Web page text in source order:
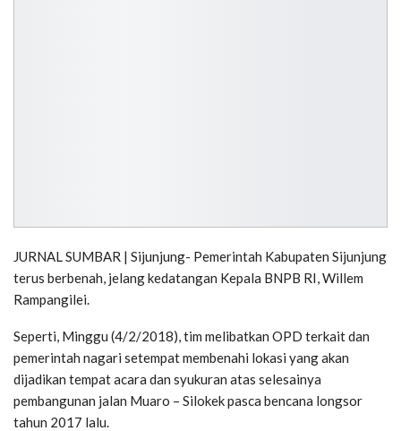
JURNAL SUMBAR | Sijunjung- Pemerintah Kabupaten Sijunjung
terus berbenah, jelang kedatangan Kepala BNPB RI, Willem
Rampangilei.
Seperti, Minggu (4/2/2018), tim melibatkan OPD terkait dan
pemerintah nagari setempat membenahi lokasi yang akan
dijadikan tempat acara dan syukuran atas selesainya
pembangunan jalan Muaro – Silokek pasca bencana longsor
tahun 2017 lalu.